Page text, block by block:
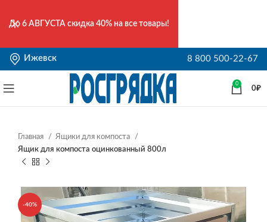
Ижевск 8 800 500-22-67
0
0₽
Главная
Ящики для компоста
Ящик для компоста оцинкованный 800л
-40%
До 6 АВГУСТА скидка 40% на все товары!